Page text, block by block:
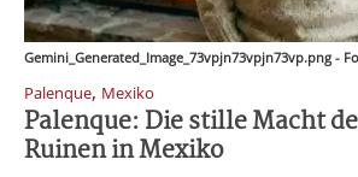
Gemini_Generated_Image_73vpjn73vpjn73vp.png -
Palenque, Mexiko
Palenque: Die stille Macht
Ruinen in Mexiko